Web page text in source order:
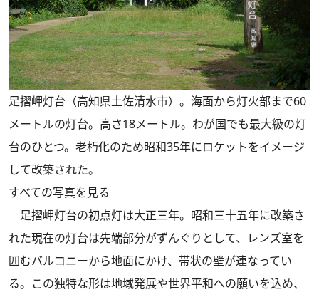
足摺岬灯台（高知県土佐清水市）。海面から灯火部まで60
メートルの灯台。高さ18メートル。わが国でも最大級の灯
台のひとつ。老朽化のため昭和35年にロケットをイメージ
して改築された。
すべての写真を見る
足摺岬灯台の初点灯は大正三年。昭和三十五年に改築さ
れた現在の灯台は先端部分がずんぐりとして、レンズ室を
囲むバルコニーから地面にかけ、帯状の壁が連なってい
る。この独特な形は地域発展や世界平和への願いを込め、